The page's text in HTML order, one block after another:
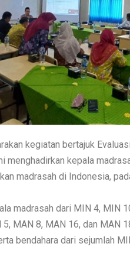
kegiatan bertajuk
menghadirkan kepala
madrasah di Indonesia,
madrasah dari MIN 4, MIN
MAN 8, MAN 16, dan MAN
bendahara dari sejumlah